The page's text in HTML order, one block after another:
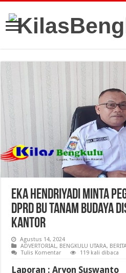
Eka Hendriyadi Minta
DPRD BU Tanam Budaya
Kantor
Agustus 14, 2024
ADVERTORIAL, BENGKULU UTARA,
Tulis Komentar
119 kali dibaca
Laporan :Aryon Suswanto